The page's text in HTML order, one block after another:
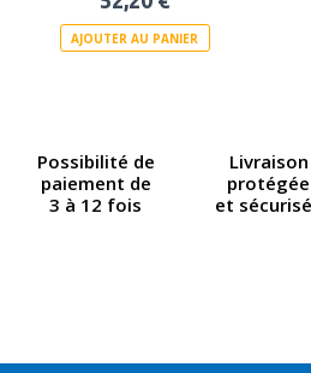
AJOUTER AU PANIER
Possibilité de
paiement de
3 à 12 fois
Livraison
protégée
et